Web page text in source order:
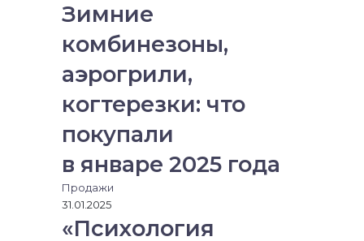
Зимние
комбинезоны,
аэрогрили,
когтерезки: что
покупали
в январе 2025 года
Продажи
31.01.2025
«Психология